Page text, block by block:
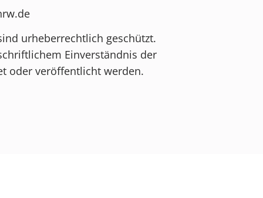
urheberrechtlich geschützt.
Einverständnis der
oder veröffentlicht werden.